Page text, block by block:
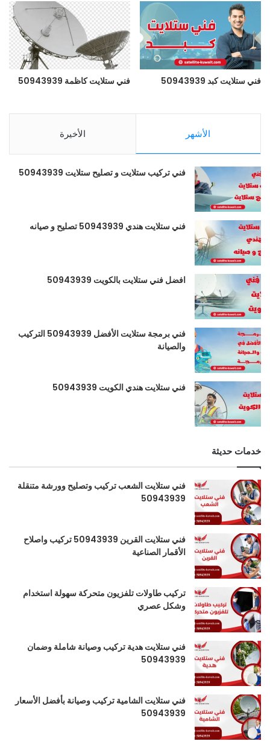
فني ستلايت كبد 50943939 فني ستلايت كاظمة 50943939
الأشهر الأخيرة
فني تركيب ستلايت و تصليح ستلايت 50943939
فني ستلايت هندي 50943939 تصليح و صيانه
افضل فني ستلايت بالكويت 50943939
فني برمجة ستلايت الأفضل 50943939 التركيب
والصيانة
فني ستلايت هندي الكويت 50943939
خدمات حديثة
فني ستلايت الشعب تركيب وتصليح وورشة متنقلة
50943939
فني ستلايت القرين 50943939 تركيب واصلاح
الأقمار الصناعية
تركيب طاولات تلفزيون متحركة سهولة استخدام
وشكل عصري
فني ستلايت هدية تركيب وصيانة شاملة وضمان
50943939
فني ستلايت الشامية تركيب وصيانة بأفضل الأسعار
50943939